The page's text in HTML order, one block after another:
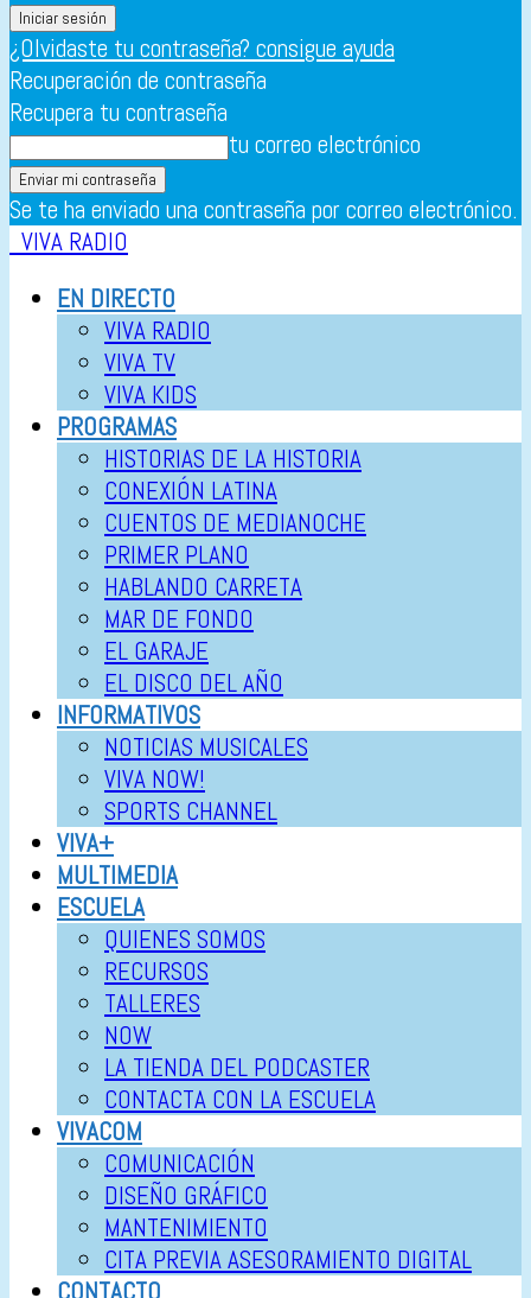
¿Olvidaste tu contraseña? consigue ayuda
Recuperación de contraseña
Recupera tu contraseña
tu correo electrónico
Se te ha enviado una contraseña por correo electrónico.
VIVA RADIO
EN DIRECTO
VIVA RADIO
VIVA TV
VIVA KIDS
PROGRAMAS
HISTORIAS DE LA HISTORIA
CONEXIÓN LATINA
CUENTOS DE MEDIANOCHE
PRIMER PLANO
HABLANDO CARRETA
MAR DE FONDO
EL GARAJE
EL DISCO DEL AÑO
INFORMATIVOS
NOTICIAS MUSICALES
VIVA NOW!
SPORTS CHANNEL
VIVA+
MULTIMEDIA
ESCUELA
QUIENES SOMOS
RECURSOS
TALLERES
NOW
LA TIENDA DEL PODCASTER
CONTACTA CON LA ESCUELA
VIVACOM
COMUNICACIÓN
DISEÑO GRÁFICO
MANTENIMIENTO
CITA PREVIA ASESORAMIENTO DIGITAL
CONTACTO